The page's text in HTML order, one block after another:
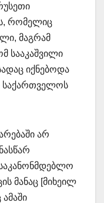
რომელიც
მაგრამ
სააკაშვილი
იქნებოდა
საქართველოს
არ
მანაც [მიხეილ